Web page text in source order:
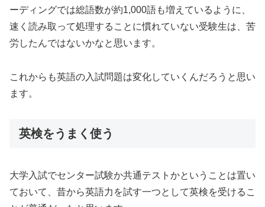
ーディングでは総語数が約1,000語も増えているように、
速く読み取って処理することに慣れていない受験生は、苦
労したんではないかなと思います。
これからも英語の入試問題は変化していくんだろうと思い
ます。
英検をうまく使う
大学入試でセンター試験か共通テストかということは置い
ておいて、昔から英語力を試す一つとして英検を受けるこ